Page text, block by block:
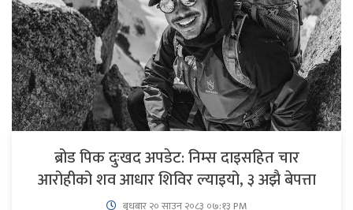
ब्रोड पिक दुःखद अपडेट: निम्स दाइसहित चार
आरोहीको शव आधार शिविर ल्याइयो, ३ अझै बेपत्ता
बुधबार २० साउन २०८३ ०७:१३ PM